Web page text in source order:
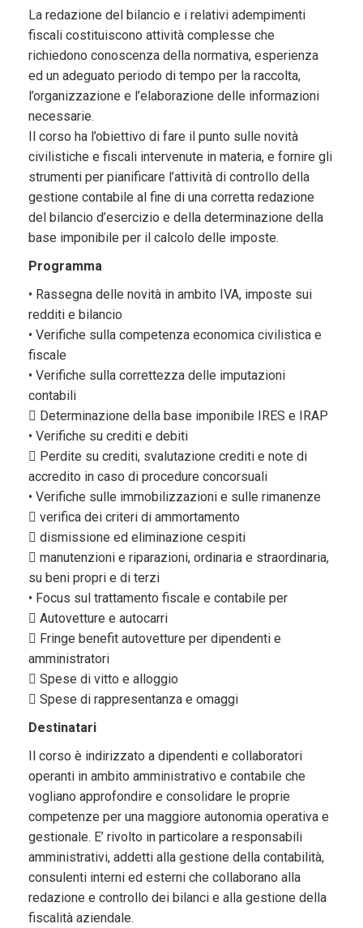
La redazione del bilancio e i relativi adempimenti
fiscali costituiscono attività complesse che
richiedono conoscenza della normativa, esperienza
ed un adeguato periodo di tempo per la raccolta,
l’organizzazione e l’elaborazione delle informazioni
necessarie.
Il corso ha l’obiettivo di fare il punto sulle novità
civilistiche e fiscali intervenute in materia, e fornire gli
strumenti per pianificare l’attività di controllo della
gestione contabile al fine di una corretta redazione
del bilancio d’esercizio e della determinazione della
base imponibile per il calcolo delle imposte.
Programma
• Rassegna delle novità in ambito IVA, imposte sui
redditi e bilancio
• Verifiche sulla competenza economica civilistica e
fiscale
• Verifiche sulla correttezza delle imputazioni
contabili
 Determinazione della base imponibile IRES e IRAP
• Verifiche su crediti e debiti
 Perdite su crediti, svalutazione crediti e note di
accredito in caso di procedure concorsuali
• Verifiche sulle immobilizzazioni e sulle rimanenze
 verifica dei criteri di ammortamento
 dismissione ed eliminazione cespiti
 manutenzioni e riparazioni, ordinaria e straordinaria,
su beni propri e di terzi
• Focus sul trattamento fiscale e contabile per
 Autovetture e autocarri
 Fringe benefit autovetture per dipendenti e
amministratori
 Spese di vitto e alloggio
 Spese di rappresentanza e omaggi
Destinatari
Il corso è indirizzato a dipendenti e collaboratori
operanti in ambito amministrativo e contabile che
vogliano approfondire e consolidare le proprie
competenze per una maggiore autonomia operativa e
gestionale. E’ rivolto in particolare a responsabili
amministrativi, addetti alla gestione della contabilità,
consulenti interni ed esterni che collaborano alla
redazione e controllo dei bilanci e alla gestione della
fiscalità aziendale.